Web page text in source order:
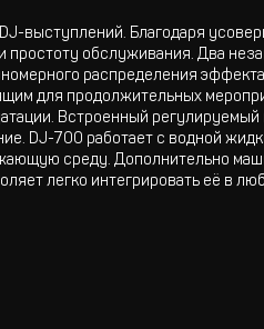
выступлений. Благодаря
простоту обслуживания. Два
распределения
для продолжительных
Встроенный
DJ-700 работает с водной
среду. Дополнительно
легко интегрировать её в